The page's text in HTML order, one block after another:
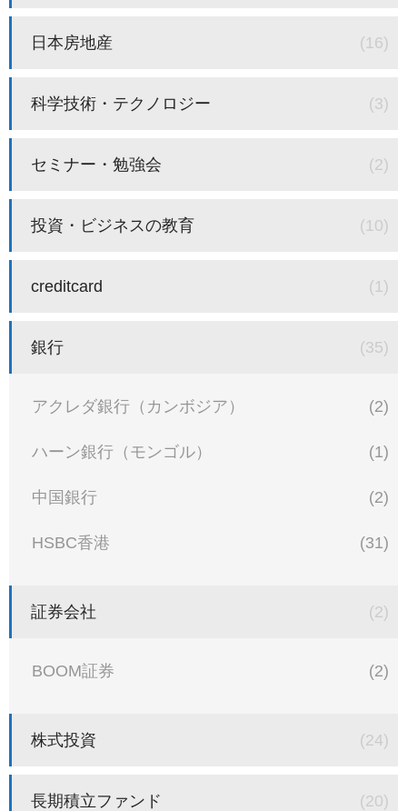
日本房地産 (16)
科学技術・テクノロジー (3)
セミナー・勉強会 (2)
投資・ビジネスの教育 (10)
creditcard (1)
銀行 (35)
アクレダ銀行（カンボジア） (2)
ハーン銀行（モンゴル） (1)
中国銀行 (2)
HSBC香港 (31)
証券会社 (2)
BOOM証券 (2)
株式投資 (24)
長期積立ファンド (20)